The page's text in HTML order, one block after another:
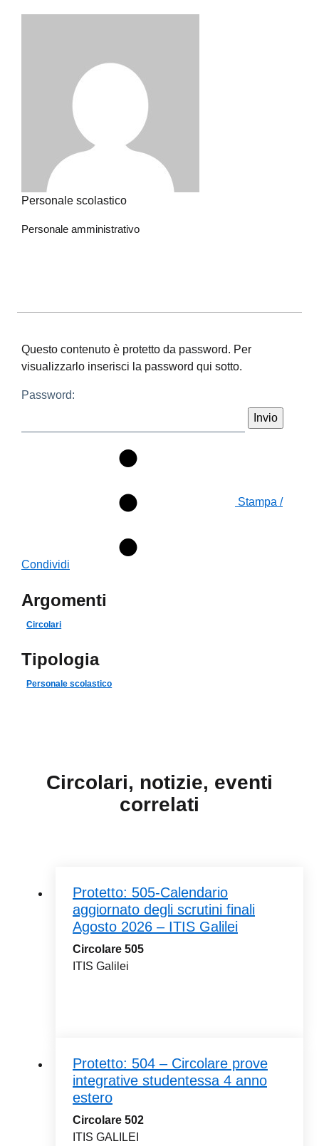
Personale scolastico
Personale amministrativo
Questo contenuto è protetto da password. Per
visualizzarlo inserisci la password qui sotto.
Password:
Stampa /
Condividi
Argomenti
Circolari
Tipologia
Personale scolastico
Circolari, notizie, eventi
correlati
Protetto: 505-Calendario
aggiornato degli scrutini finali
Agosto 2026 – ITIS Galilei
Circolare 505
ITIS Galilei
Protetto: 504 – Circolare prove
integrative studentessa 4 anno
estero
Circolare 502
ITIS GALILEI